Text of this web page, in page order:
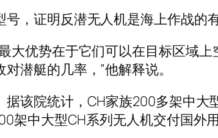
，证明反潜无人机是海上作战的有
优势在于它们可以在目标区域上
潜艇的几率，”他解释说。
该院统计，CH家族200多架中大
中大型CH系列无人机交付国外用